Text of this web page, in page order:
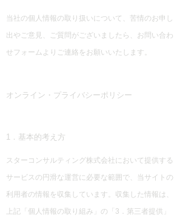
当社の個人情報の取り扱いについて、苦情のお申し
出やご意見、ご質問がございましたら、お問い合わ
せフォームよりご連絡をお願いいたします。
オンライン・プライバシーポリシー
1．基本的考え方
スターコンサルティング株式会社において提供する
サービスの円滑な運営に必要な範囲で、当サイトの
利用者の情報を収集しています。収集した情報は、
上記「個人情報の取り組み」の「3．第三者提供」